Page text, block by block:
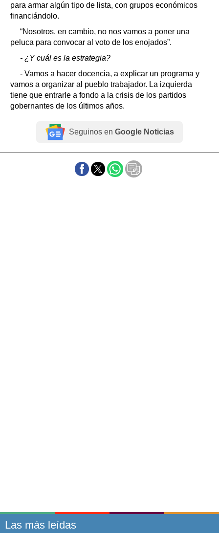
para armar algún tipo de lista, con grupos económicos
financiándolo.
“Nosotros, en cambio, no nos vamos a poner una
peluca para convocar al voto de los enojados”.
- ¿Y cuál es la estrategia?
- Vamos a hacer docencia, a explicar un programa y
vamos a organizar al pueblo trabajador. La izquierda
tiene que entrarle a fondo a la crisis de los partidos
gobernantes de los últimos años.
Seguinos en Google Noticias
Las más leídas